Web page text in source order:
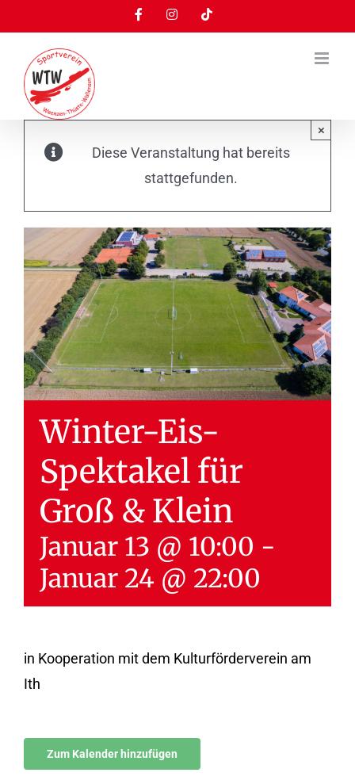
Inhalt
springen
FacebookInstagramTiktok
Diese Veranstaltung hat bereits
stattgefunden.
×
Winter-Eis-
Spektakel für
Groß & Klein
Januar 13 @ 10:00 -
Januar 24 @ 22:00
in Kooperation mit dem Kulturförderverein am
Ith
Zum Kalender hinzufügen